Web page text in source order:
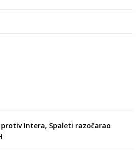
protiv Intera, Spaleti razočarao